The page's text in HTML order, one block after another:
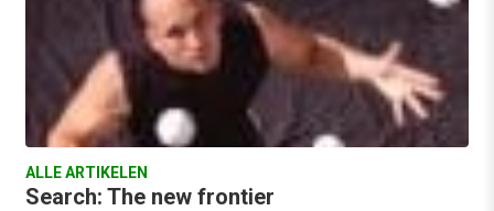
ALLE ARTIKELEN
Search: The new frontier